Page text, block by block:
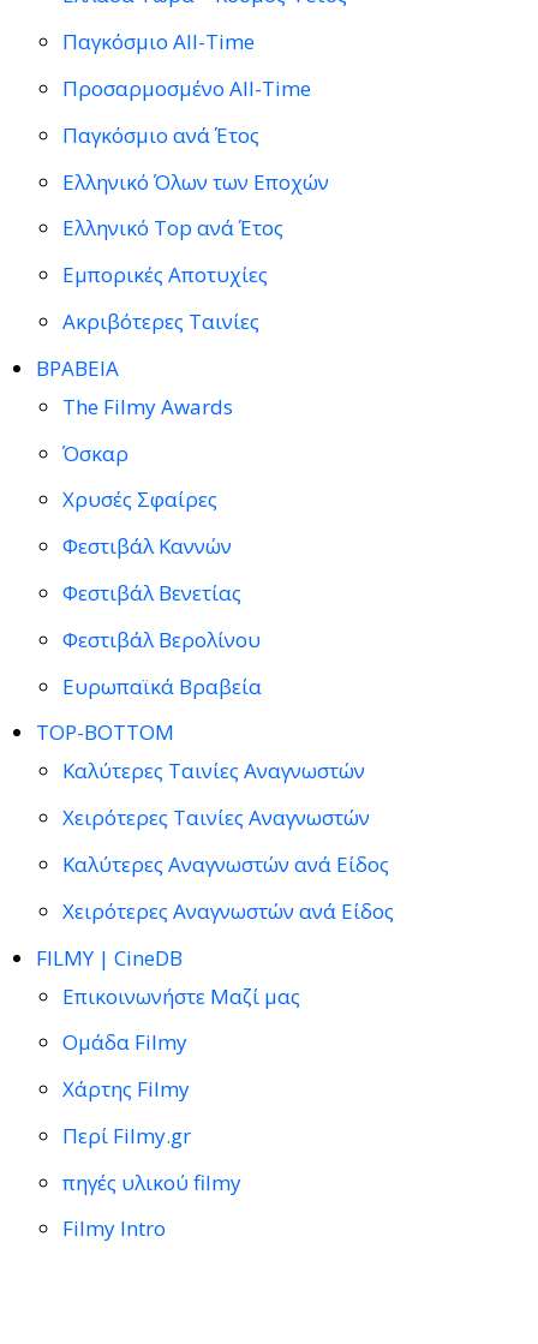
Παγκόσμιο All-Time
Προσαρμοσμένο All-Time
Παγκόσμιο ανά Έτος
Ελληνικό Όλων των Εποχών
Ελληνικό Top ανά Έτος
Εμπορικές Αποτυχίες
Ακριβότερες Ταινίες
ΒΡΑΒΕΙΑ
The Filmy Awards
Όσκαρ
Χρυσές Σφαίρες
Φεστιβάλ Καννών
Φεστιβάλ Βενετίας
Φεστιβάλ Βερολίνου
Ευρωπαϊκά Βραβεία
TOP-BOTTOM
Καλύτερες Ταινίες Αναγνωστών
Χειρότερες Ταινίες Αναγνωστών
Καλύτερες Αναγνωστών ανά Είδος
Χειρότερες Αναγνωστών ανά Είδος
FILMY | CineDB
Επικοινωνήστε Μαζί μας
Ομάδα Filmy
Χάρτης Filmy
Περί Filmy.gr
πηγές υλικού filmy
Filmy Intro